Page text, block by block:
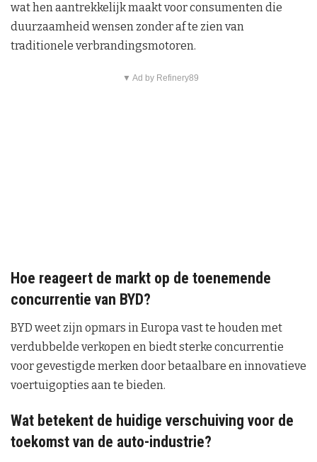
wat hen aantrekkelijk maakt voor consumenten die
duurzaamheid wensen zonder af te zien van
traditionele verbrandingsmotoren.
▼ Ad by Refinery89
Hoe reageert de markt op de toenemende
concurrentie van BYD?
BYD weet zijn opmars in Europa vast te houden met
verdubbelde verkopen en biedt sterke concurrentie
voor gevestigde merken door betaalbare en innovatieve
voertuigopties aan te bieden.
Wat betekent de huidige verschuiving voor de
toekomst van de auto-industrie?